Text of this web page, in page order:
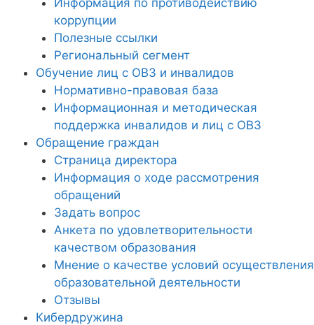
коррупции
Полезные ссылки
Региональный сегмент
Обучение лиц с ОВЗ и инвалидов
Нормативно-правовая база
Информационная и методическая
поддержка инвалидов и лиц с ОВЗ
Обращение граждан
Страница директора
Информация о ходе рассмотрения
обращений
Задать вопрос
Анкета по удовлетворительности
качеством образования
Мнение о качестве условий осуществления
образовательной деятельности
Отзывы
Кибердружина